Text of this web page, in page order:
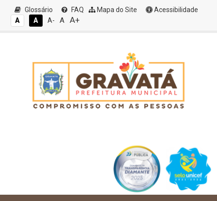
Glossário FAQ Mapa do Site
Acessibilidade
A
A A- A A+